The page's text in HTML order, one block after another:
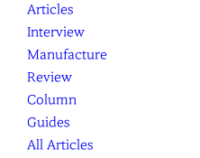
Articles
Interview
Manufacture
Review
Column
Guides
All Articles